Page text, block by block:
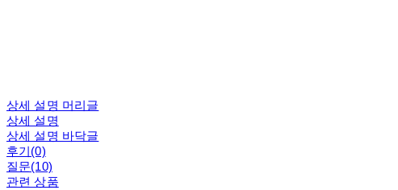
상세 설명 머리글
상세 설명
상세 설명 바닥글
후기(0)
질문(10)
관련 상품